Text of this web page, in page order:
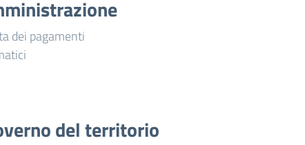
dei pagamenti
del territorio